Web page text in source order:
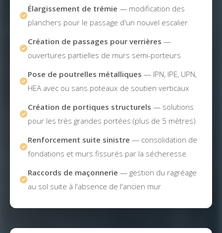
Élargissement de trémie — modification des
planchers pour le passage d'un nouvel escalier
Création de passages pour verrières —
ouvertures partielles de murs semi-porteurs
Pose de poutrelles métalliques — IPN, IPE, UPN,
HEA avec ou sans poteaux de soutien verticaux
Création de portiques structurels — solutions
pour les très grandes portées (plus de 5 mètres)
Renforcement suite sinistre — consolidation de
fondations et murs fissurés par la sécheresse
Raccords de maçonnerie — gestion du ragréage
au sol suite à l'absence de l'ancien mur